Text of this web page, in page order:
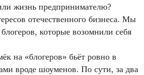
жизнь предпринимателю?
отечественного бизнеса. Мы
которые возомнили себя
на «блогеров» бьёт ровно в
вроде шоуменов. По сути, за два